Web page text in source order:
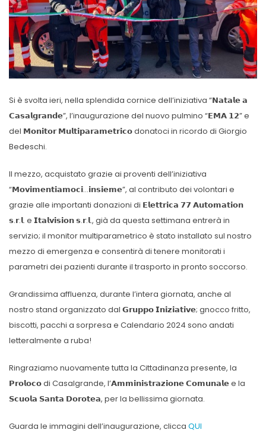
Si è svolta ieri, nella splendida cornice dell’iniziativa “𝗡𝗮𝘁𝗮𝗹𝗲 𝗮
𝗖𝗮𝘀𝗮𝗹𝗴𝗿𝗮𝗻𝗱𝗲”, l’inaugurazione del nuovo pulmino “𝗘𝗠𝗔 𝟭𝟮” e
del 𝗠𝗼𝗻𝗶𝘁𝗼𝗿 𝗠𝘂𝗹𝘁𝗶𝗽𝗮𝗿𝗮𝗺𝗲𝘁𝗿𝗶𝗰𝗼 donatoci in ricordo di Giorgio
Bedeschi.
Il mezzo, acquistato grazie ai proventi dell’iniziativa
“𝗠𝗼𝘃𝗶𝗺𝗲𝗻𝘁𝗶𝗮𝗺𝗼𝗰𝗶…𝗶𝗻𝘀𝗶𝗲𝗺𝗲”, al contributo dei volontari e
grazie alle importanti donazioni di 𝗘𝗹𝗲𝘁𝘁𝗿𝗶𝗰𝗮 𝟳𝟳 𝗔𝘂𝘁𝗼𝗺𝗮𝘁𝗶𝗼𝗻
𝘀.𝗿.𝗹. e 𝗜𝘁𝗮𝗹𝘃𝗶𝘀𝗶𝗼𝗻 𝘀.𝗿.𝗹., già da questa settimana entrerà in
servizio; il monitor multiparametrico è stato installato sul nostro
mezzo di emergenza e consentirà di tenere monitorati i
parametri dei pazienti durante il trasporto in pronto soccorso.
Grandissima affluenza, durante l’intera giornata, anche al
nostro stand organizzato dal 𝗚𝗿𝘂𝗽𝗽𝗼 𝗜𝗻𝗶𝘇𝗶𝗮𝘁𝗶𝘃𝗲; gnocco fritto,
biscotti, pacchi a sorpresa e Calendario 2024 sono andati
letteralmente a ruba!
Ringraziamo nuovamente tutta la Cittadinanza presente, la
𝗣𝗿𝗼𝗹𝗼𝗰𝗼 di Casalgrande, l’𝗔𝗺𝗺𝗶𝗻𝗶𝘀𝘁𝗿𝗮𝘇𝗶𝗼𝗻𝗲 𝗖𝗼𝗺𝘂𝗻𝗮𝗹𝗲 e la
𝗦𝗰𝘂𝗼𝗹𝗮 𝗦𝗮𝗻𝘁𝗮 𝗗𝗼𝗿𝗼𝘁𝗲𝗮, per la bellissima giornata.
Guarda le immagini dell’inaugurazione, clicca QUI